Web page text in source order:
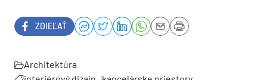
ZDIEĽAŤ
Architektúra